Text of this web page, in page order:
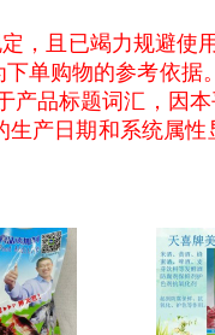
，且已竭力规避
单购物的参考依
品标题词汇，因
产日期和系统属